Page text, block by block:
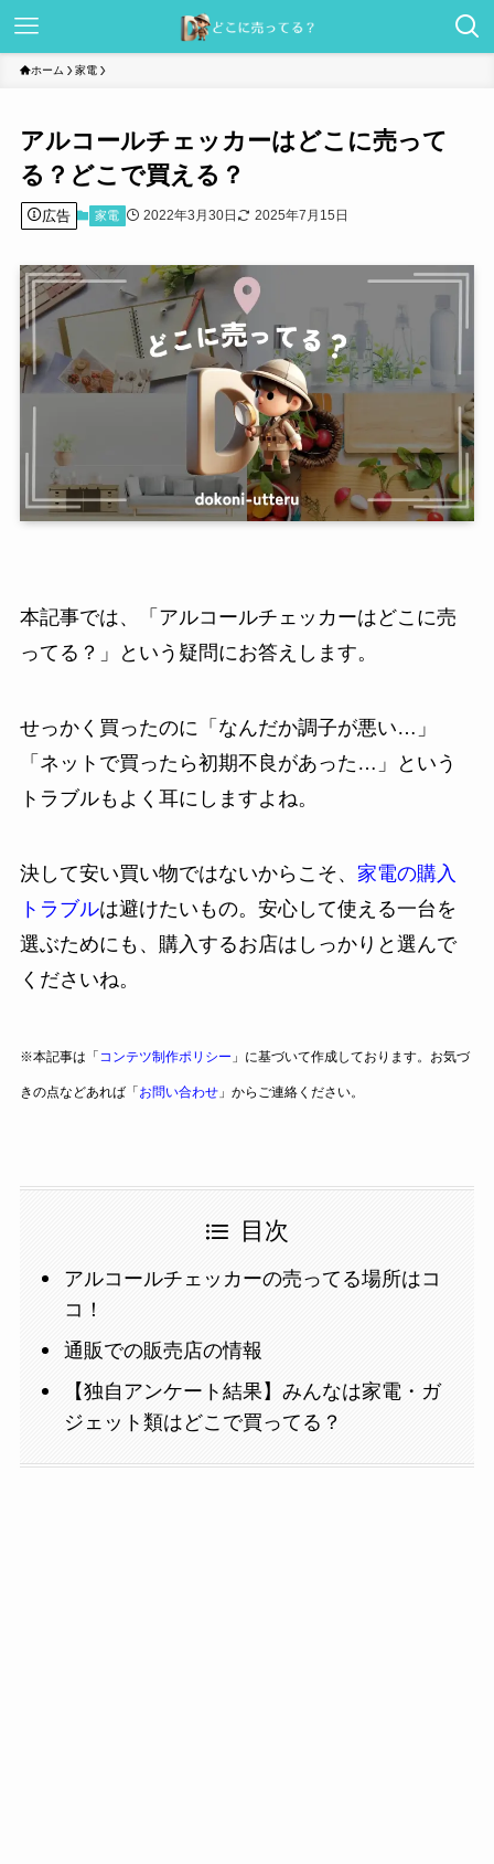
ホーム 家電
アルコールチェッカーはどこに売って
る？どこで買える？
広告 家電 2022年3月30日 2025年7月15日
本記事では、「アルコールチェッカーはどこに売
ってる？」という疑問にお答えします。
せっかく買ったのに「なんだか調子が悪い…」
「ネットで買ったら初期不良があった…」という
トラブルもよく耳にしますよね。
決して安い買い物ではないからこそ、 家電の購入
トラブルは避けたいもの。安心して使える一台を
選ぶためにも、購入するお店はしっかりと選んで
くださいね。
※本記事は「 コンテツ制作ポリシー 」に基づいて作成しております。お気づ
きの点などあれば「お問い合わせ」からご連絡ください。
目次
アルコールチェッカーの売ってる場所はコ
コ！
通販での販売店の情報
【独自アンケート結果】みんなは家電・ガ
ジェット類はどこで買ってる？